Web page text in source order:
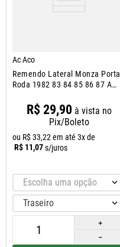
Ac Aco
Remendo Lateral Monza Porta
Roda 1982 83 84 85 86 87 A
R$ 29,90 à vista no
Pix/Boleto
ou R$33,22 em até 3x de
R$ 11,07s/juros
Escolha uma opção
Traseiro
＋
－